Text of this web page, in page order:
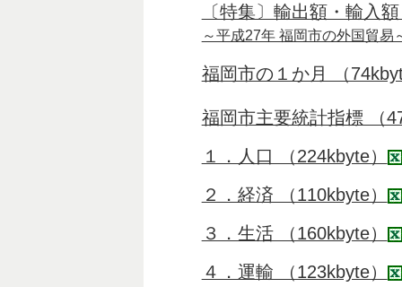
〔特集〕輸出額・輸入
～平成27年 福岡市の外国貿易
福岡市の１か月 （
福岡市主要統計指標 （
１．人口 （224kbyte）
２．経済 （110kbyte）
３．生活 （160kbyte）
４．運輸 （123kbyte）